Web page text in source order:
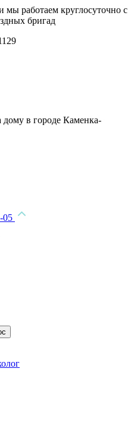
работаем круглосуточно с
бригад
дому в городе Каменка-
05